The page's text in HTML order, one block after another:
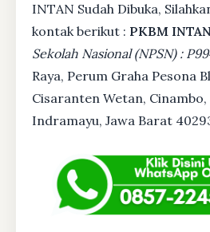
INTAN Sudah Dibuka,
kontak berikut : PKBM
Sekolah Nasional (NPSN) :
Raya, Perum Graha Pesona
Cisaranten Wetan,
Indramayu, Jawa Barat